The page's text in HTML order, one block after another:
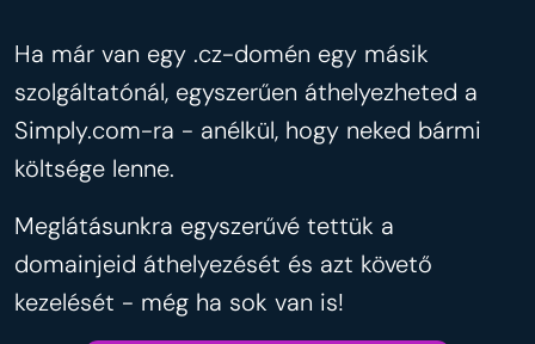
Ha már van egy .cz-domén egy másik
szolgáltatónál, egyszerűen áthelyezheted a
Simply.com-ra - anélkül, hogy neked bármi
költsége lenne.
Meglátásunkra egyszerűvé tettük a
domainjeid áthelyezését és azt követő
kezelését - még ha sok van is!